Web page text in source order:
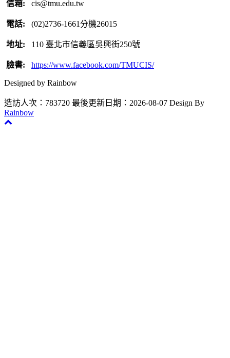
信箱: cis@tmu.edu.tw
電話: (02)2736-1661分機26015
地址: 110 臺北市信義區吳興街250號
臉書: https://www.facebook.com/TMUCIS/
Designed by Rainbow
造訪人次：783720 最後更新日期：2026-08-07 Design By
Rainbow